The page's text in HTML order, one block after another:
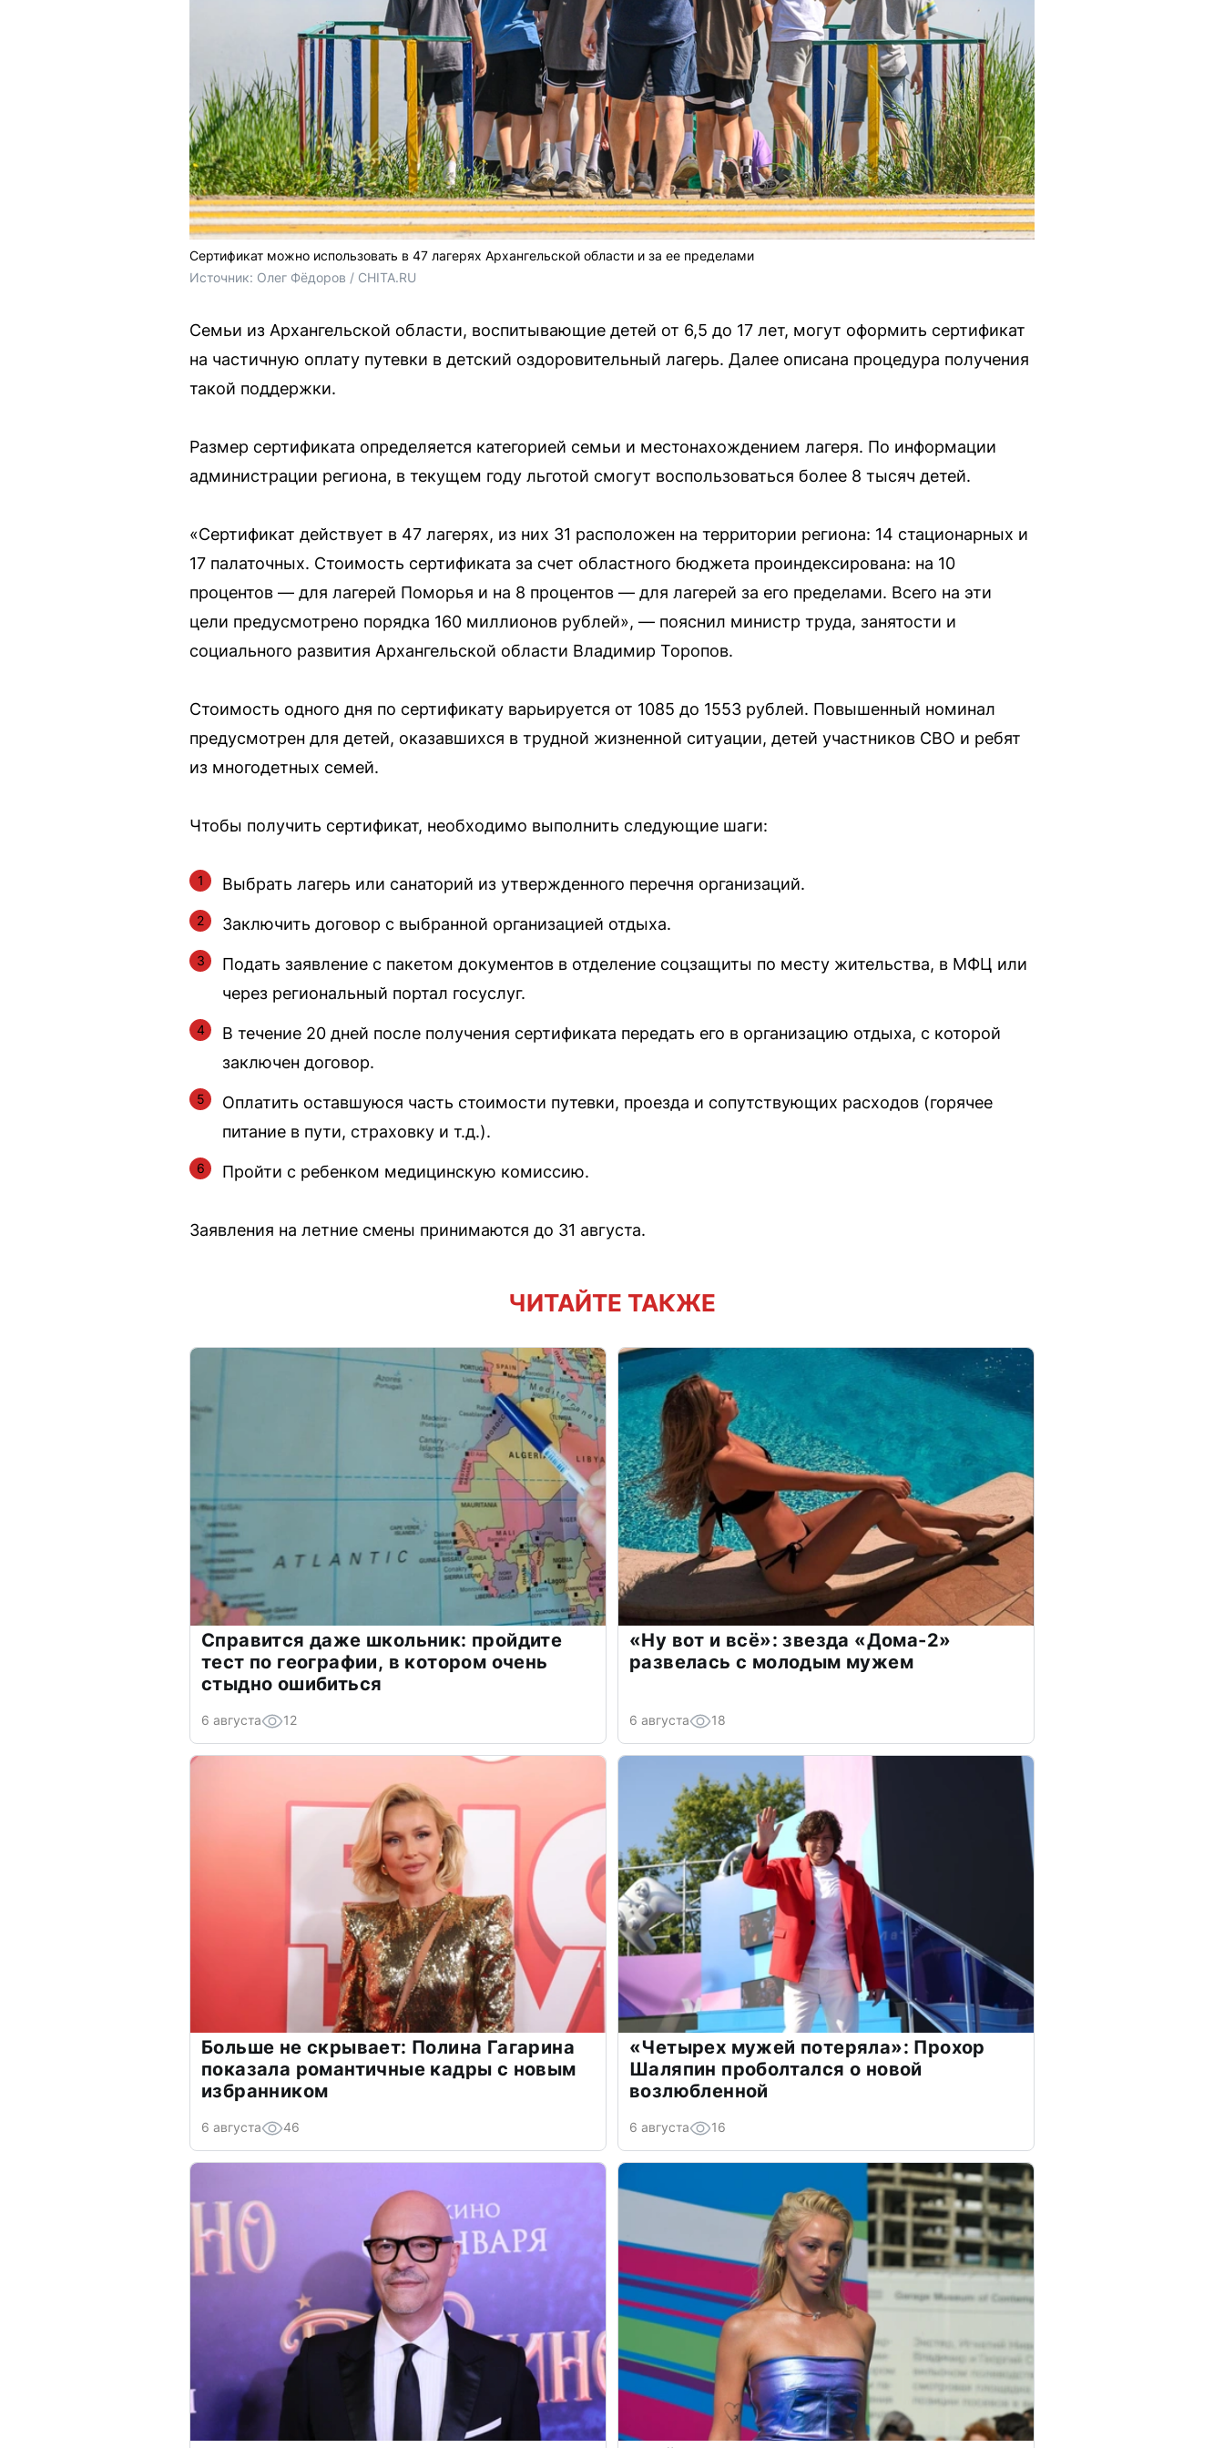
Сертификат можно использовать в 47 лагерях Архангельской области и за ее пределами
Источник: Олег Фёдоров / CHITA.RU
Семьи из Архангельской области, воспитывающие детей от 6,5 до 17 лет, могут оформить сертификат
на частичную оплату путевки в детский оздоровительный лагерь. Далее описана процедура получения
такой поддержки.
Размер сертификата определяется категорией семьи и местонахождением лагеря. По информации
администрации региона, в текущем году льготой смогут воспользоваться более 8 тысяч детей.
«Сертификат действует в 47 лагерях, из них 31 расположен на территории региона: 14 стационарных и
17 палаточных. Стоимость сертификата за счет областного бюджета проиндексирована: на 10
процентов — для лагерей Поморья и на 8 процентов — для лагерей за его пределами. Всего на эти
цели предусмотрено порядка 160 миллионов рублей», — пояснил министр труда, занятости и
социального развития Архангельской области Владимир Торопов.
Стоимость одного дня по сертификату варьируется от 1085 до 1553 рублей. Повышенный номинал
предусмотрен для детей, оказавшихся в трудной жизненной ситуации, детей участников СВО и ребят
из многодетных семей.
Чтобы получить сертификат, необходимо выполнить следующие шаги:
Выбрать лагерь или санаторий из утвержденного перечня организаций.
Заключить договор с выбранной организацией отдыха.
Подать заявление с пакетом документов в отделение соцзащиты по месту жительства, в МФЦ или
через региональный портал госуслуг.
В течение 20 дней после получения сертификата передать его в организацию отдыха, с которой
заключен договор.
Оплатить оставшуюся часть стоимости путевки, проезда и сопутствующих расходов (горячее
питание в пути, страховку и т.д.).
Пройти с ребенком медицинскую комиссию.
Заявления на летние смены принимаются до 31 августа.
ЧИТАЙТЕ ТАКЖЕ
Справится даже школьник: пройдите
тест по географии, в котором очень
стыдно ошибиться
6 августа 12
«Ну вот и всё»: звезда «Дома-2»
развелась с молодым мужем
6 августа 18
Больше не скрывает: Полина Гагарина
показала романтичные кадры с новым
избранником
6 августа 46
«Четырех мужей потеряла»: Прохор
Шаляпин проболтался о новой
возлюбленной
6 августа 16